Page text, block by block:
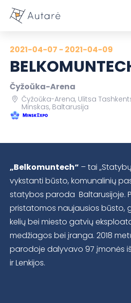
2021-04-07 - 2021-04-09
Čyžoŭka-Arena
Čyžoŭka-Arena, Ulitsa
Minskas, Baltarusija
„Belkomuntech“ – tai
vykstanti būsto, komunalinių
statybos paroda Baltarusijoje.
pristatomos naujausios būsto,
kelių bei miesto gatvių
medžiagos bei įranga. 2018
parodoje dalyvavo 97 įmonės iš
ir Lenkijos.